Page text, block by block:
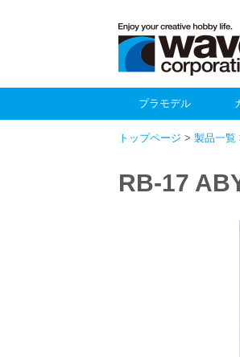
プラモデル
トップページ > 製品一覧
RB-17